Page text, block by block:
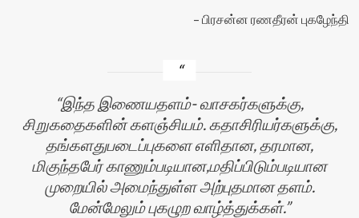
பிரசன்ன ரணதீரன் புகழேந்தி
இந்த இணையதளம்- வாசகர்களுக்கு,
சிறுகதைகளின் களஞ்சியம். கதாசிரியர்களுக்கு,
தங்களதுபடைப்புகளை எளிதான, தரமான,
மிகுந்தபேர் காணும்படியான,மதிப்பிடும்படியான
முறையில் அமைந்துள்ள அற்புதமான தளம்.
மேன்மேலும் புகழுற வாழ்த்துக்கள்.